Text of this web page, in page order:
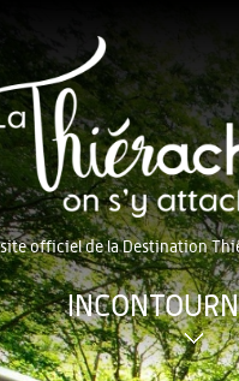
officiel de la Destination